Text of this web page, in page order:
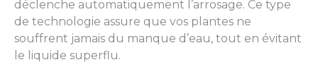
déclenche automatiquement l’arrosage. Ce type
de technologie assure que vos plantes ne
souffrent jamais du manque d’eau, tout en évitant
le liquide superflu.